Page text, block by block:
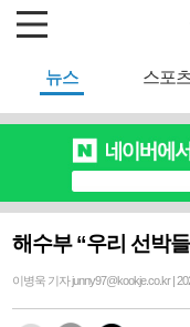
뉴스 스포
해수부 “우리 선박
이병욱 기자 junny97@kookje.co.kr |